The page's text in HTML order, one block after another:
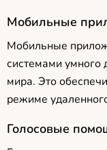
Мобильные
Мобильные
системами умного
мира. Это
режиме
Голосовые